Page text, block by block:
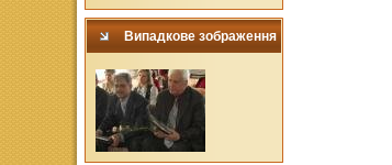
Випадкове зображення